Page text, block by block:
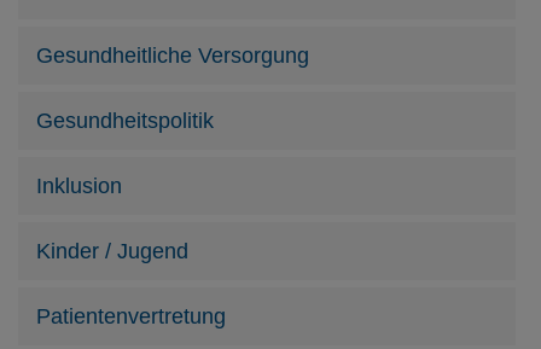
Gesundheitliche Versorgung
Gesundheitspolitik
Inklusion
Kinder / Jugend
Patientenvertretung